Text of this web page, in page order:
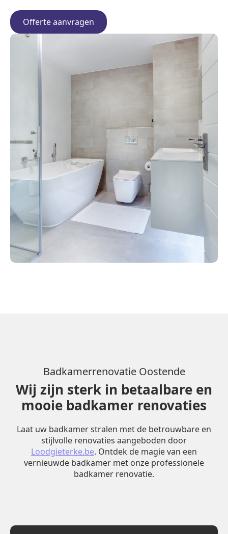
Offerte aanvragen
Badkamerrenovatie Oostende
Wij zijn sterk in betaalbare en
mooie badkamer renovaties
Laat uw badkamer stralen met de betrouwbare en
stijlvolle renovaties aangeboden door
Loodgieterke.be. Ontdek de magie van een
vernieuwde badkamer met onze professionele
badkamer renovatie.